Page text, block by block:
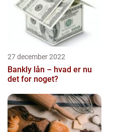
27 december 2022
Bankly lån – hvad er nu
det for noget?